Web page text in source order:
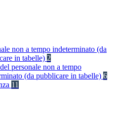
non a tempo indeterminato (da
in tabelle) 2
personale non a tempo
(da pubblicare in tabelle) 6
11